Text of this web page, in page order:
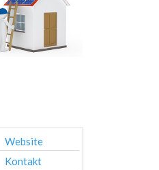
Website
Kontakt